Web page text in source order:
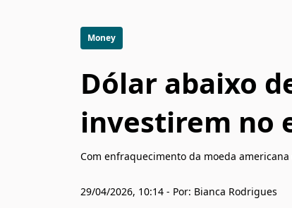
Money
Dólar abaixo
investirem no
Com enfraquecimento da moeda
29/04/2026, 10:14 - Por: Bianca Rodrigues